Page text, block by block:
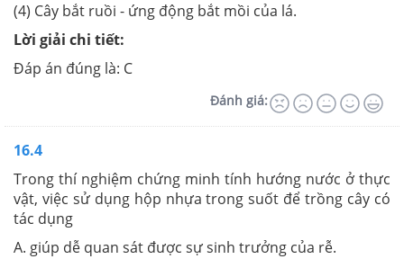
(4) Cây bắt ruồi - ứng động bắt mồi của lá.
Lời giải chi tiết:
Đáp án đúng là: C
Đánh giá:
16.4
Trong thí nghiệm chứng minh tính hướng nước ở thực
vật, việc sử dụng hộp nhựa trong suốt để trồng cây có
tác dụng
A. giúp dễ quan sát được sự sinh trưởng của rễ.